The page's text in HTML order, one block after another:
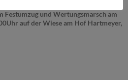
Festumzug und Wertungsmarsch am
auf der Wiese am Hof Hartmeyer,